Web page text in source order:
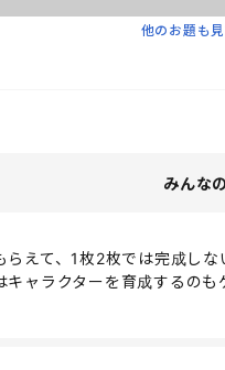
他のお題も
みんな
えて、1枚2枚では完成し
ャラクターを育成するのも